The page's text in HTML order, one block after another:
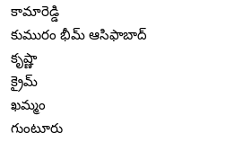
కామారెడ్డి
కుమురం భీమ్ ఆసిఫాబాద్
కృష్ణా
క్రైమ్
ఖమ్మం
గుంటూరు